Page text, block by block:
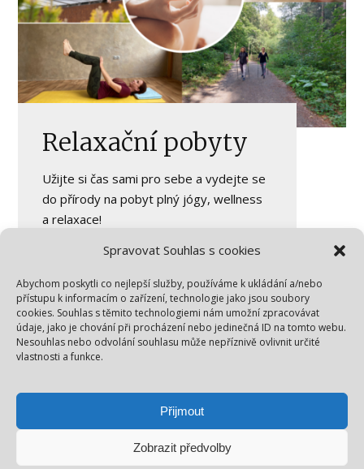
Spravovat Souhlas s cookies
Abychom poskytli co nejlepší služby, používáme k ukládání a/nebo
přístupu k informacím o zařízení, technologie jako jsou soubory
cookies. Souhlas s těmito technologiemi nám umožní zpracovávat
údaje, jako je chování při procházení nebo jedinečná ID na tomto webu.
Nesouhlas nebo odvolání souhlasu může nepříznivě ovlivnit určité
vlastnosti a funkce.
Přijmout
Zobrazit předvolby
Relaxační pobyty
Užijte si čas sami pro sebe a vydejte se
do přírody na pobyt plný jógy, wellness
a relaxace!
Více informací
relaxační pobyty